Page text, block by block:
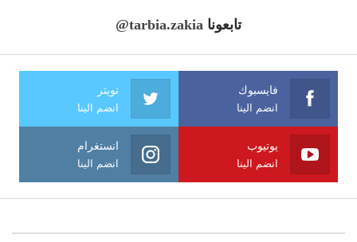
تابعونا @tarbia.zakia
فايسبوك
انضم الينا
تويتر
انضم الينا
يوتيوب
انضم الينا
انستغرام
انضم الينا